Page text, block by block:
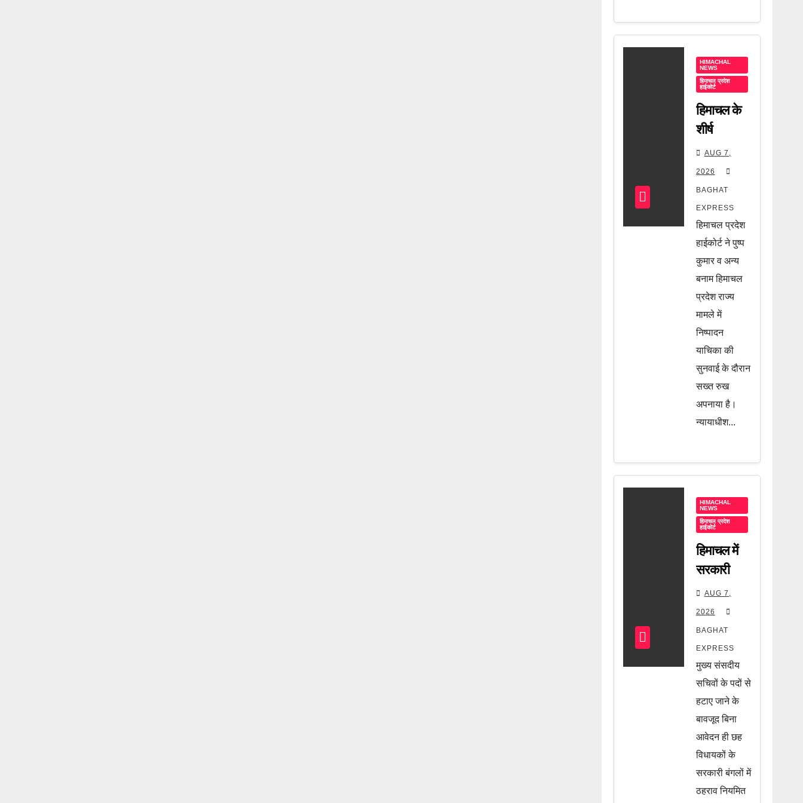
HIMACHAL
NEWS
हिमाचल प्रदेश
हाईकोर्ट
हिमाचल के
शीर्ष
अधिकारियों
पर हाईकोर्ट
की बड़ी
चेतावनी!
आदेश लागू
नहीं हुआ तो
होगी
अवमानना
की कार्रवाई,
जानें पूरी
खबर
AUG 7,
2026
BAGHAT
EXPRESS
हिमाचल प्रदेश
हाईकोर्ट ने पुष्प
कुमार व अन्य
बनाम हिमाचल
प्रदेश राज्य
मामले में
निष्पादन
याचिका की
सुनवाई के दौरान
सख्त रुख
अपनाया है।
न्यायाधीश...
HIMACHAL
NEWS
हिमाचल प्रदेश
हाईकोर्ट
हिमाचल में
सरकारी
बंगलों को
लेकर
हाईकोर्ट की
बड़ी सख्ती!
मुख्य सचिव
से मांगा
जवाब, जानें
पूरी खबर
AUG 7,
2026
BAGHAT
EXPRESS
मुख्य संसदीय
सचिवों के पदों से
हटाए जाने के
बावजूद बिना
आवेदन ही छह
विधायकों के
सरकारी बंगलों में
ठहराव नियमित